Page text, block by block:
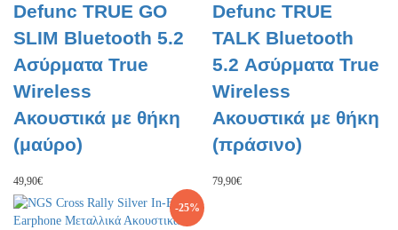
Defunc TRUE GO
SLIM Bluetooth 5.2
Ασύρματα True
Wireless
Ακουστικά με θήκη
(μαύρο)
49,90€
Defunc TRUE
TALK Bluetooth
5.2 Ασύρματα True
Wireless
Ακουστικά με θήκη
(πράσινο)
79,90€
-25%